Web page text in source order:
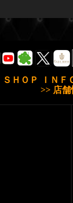
ＳＨＯＰ ＩＮＦ
>> 店